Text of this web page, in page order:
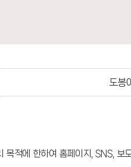
도봉
적에 한하여 홈페이지, SNS, 보